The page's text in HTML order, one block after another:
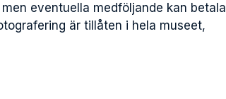
eventuella medföljande kan betala
är tillåten i hela museet,